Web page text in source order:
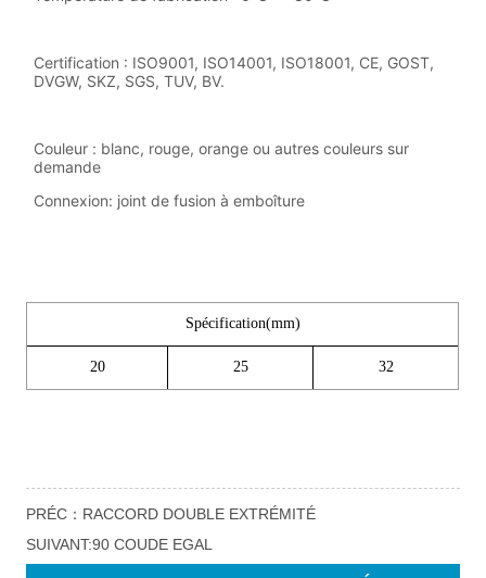
PRÉC： RACCORD DOUBLE EXTRÉMITÉ
SUIVANT:90 COUDE EGAL